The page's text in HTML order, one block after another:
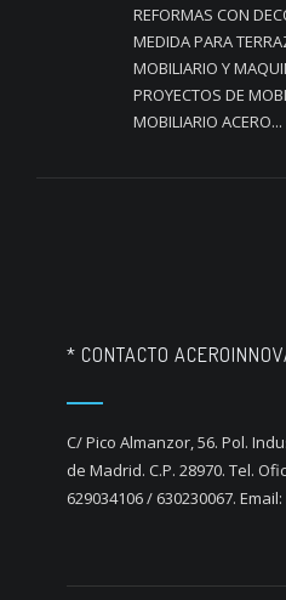
REFORMAS CON
MEDIDA PARA
MOBILIARIO Y
PROYECTOS DE
MOBILIARIO ACERO...
* CONTACTO
C/ Pico Almanzor, 56. Pol.
de Madrid. C.P. 28970. Tel.
629034106 / 630230067.